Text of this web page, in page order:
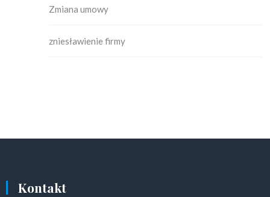
Zmiana umowy
zniesławienie firmy
Kontakt